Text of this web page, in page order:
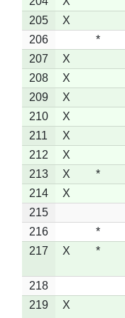
205
X
206
*
207
X
208
X
209
X
210
X
211
X
212
X
213
X *
214
X
215
216
*
217
X *
218
219
X